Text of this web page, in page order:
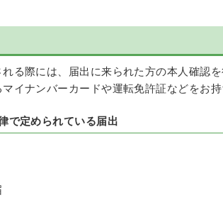
れる際には、届出に来られた方の本人確認
イナンバーカードや運転免許証などをお持
で定められている届出